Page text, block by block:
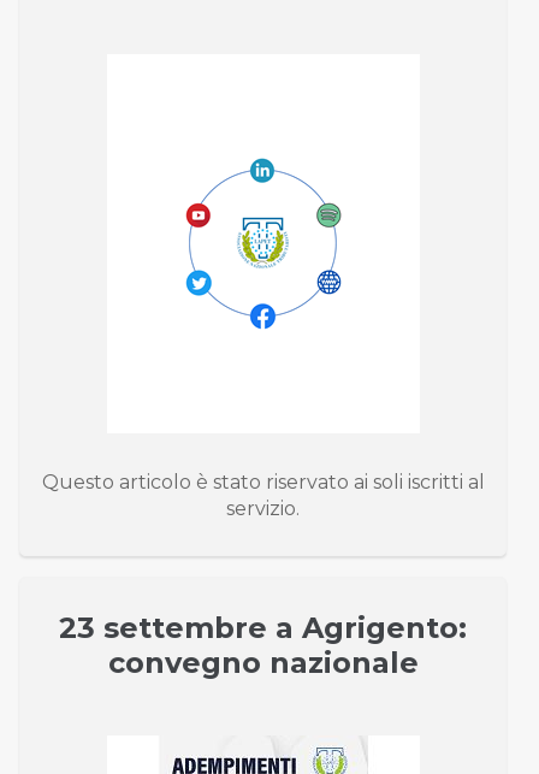
Questo articolo è stato riservato ai soli iscritti al
servizio.
23 settembre a Agrigento:
convegno nazionale